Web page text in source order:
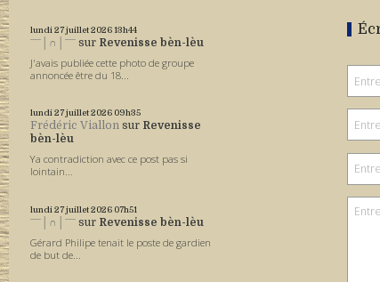
lundi 27juillet 2026 13h44
ˉˉˉ│∩│ˉˉˉ sur Revenisse bèn-lèu
J'avais publiée cette photo de groupe
annoncée être du 18...
lundi 27juillet 2026 09h35
Frédéric Viallon sur Revenisse
bèn-lèu
Ya contradiction avec ce post pas si
lointain...
lundi 27juillet 2026 07h51
ˉˉˉ│∩│ˉˉˉ sur Revenisse bèn-lèu
Gérard Philipe tenait le poste de gardien
de but de...